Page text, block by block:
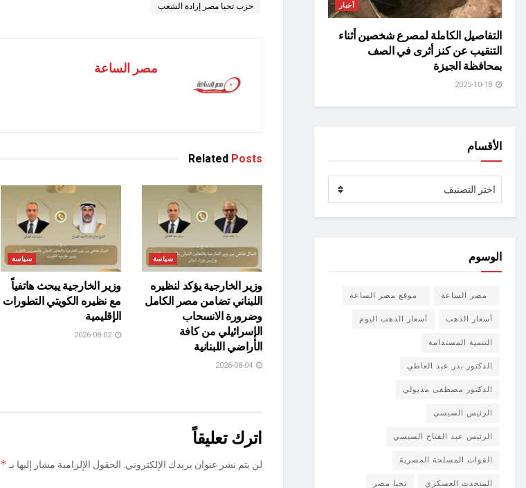
حزب تحيا مصر إرادة الشعب
مصر الساعة
Related Posts
سياسة
وزير الخارجية يؤكد لنظيره
اللبناني تضامن مصر الكامل
وضرورة الانسحاب
الإسرائيلي من كافة
الأراضي اللبنانية
سياسة
وزير الخارجية يبحث هاتفياً
مع نظيره الكويتي التطورات
الإقليمية
2026-08-02
اترك تعليقاً
لن يتم نشر عنوان بريدك الإلكتروني. الحقول الإلزامية مشار إليها بـ *
أخبار
التفاصيل الكاملة لمصرع شخصين أثناء
التنقيب عن كنز أثرى في الصف
بمحافظة الجيزة
الأقسام
اختر التصنيف
الوسوم
مصر الساعة موقع مصر الساعة
أسعار الذهب أسعار الذهب اليوم
التنمية المستدامة
الدكتور بدر عبد العاطي
الدكتور مصطفى مدبولي
الرئيس السيسي
الرئيس عبد الفتاح السيسي
القوات المسلحة المصرية
المتحدث العسكري تحيا مصر